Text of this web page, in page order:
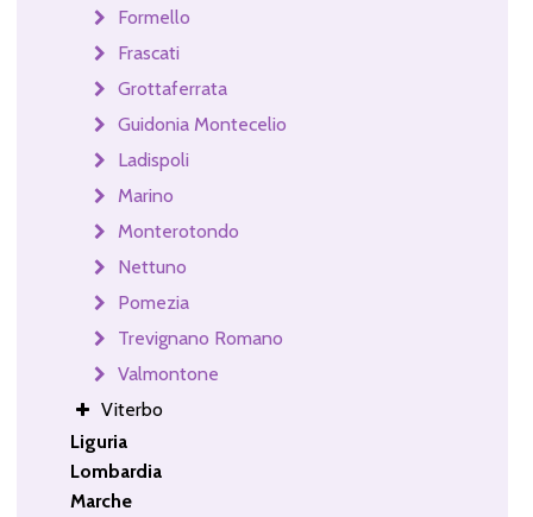
Formello
Frascati
Grottaferrata
Guidonia Montecelio
Ladispoli
Marino
Monterotondo
Nettuno
Pomezia
Trevignano Romano
Valmontone
Viterbo
Liguria
Lombardia
Marche